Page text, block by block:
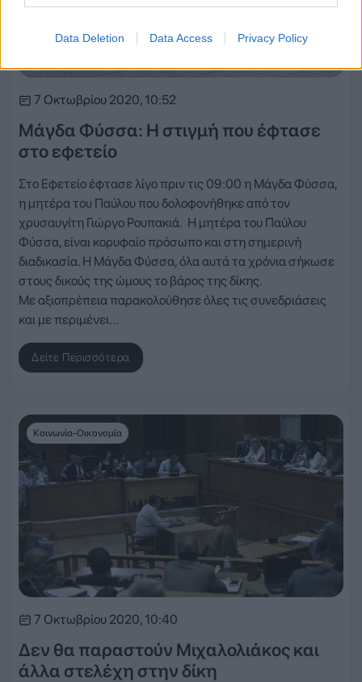
Data Deletion Data Access Privacy Policy
7 Οκτωβρίου 2020, 10:52
Μάγδα Φύσσα: Η στιγμή που έφτασε
στο εφετείο
Στο Εφετείο έφτασε λίγο πριν τις 09:00 η Μάγδα Φύσσα,
η μητέρα του Παύλου που δολοφονήθηκε από τον
χρυσαυγίτη Γιώργο Ρουπακιά. Η μητέρα του Παύλου
Φύσσα, είναι κορυφαίο πρόσωπο και στη σημερινή
διαδικασία. Η Μάγδα Φύσσα, όλα αυτά τα χρόνια σήκωσε
στους δικούς της ώμους το βάρος της δίκης.
Με αξιοπρέπεια παρακολούθησε όλες τις συνεδριάσεις
και με περιμένει…
Δείτε Περισσότερα
Κοινωνία-Οικονομία
7 Οκτωβρίου 2020, 10:40
Δεν θα παραστούν Μιχαλολιάκος και
άλλα στελέχη στην δίκη